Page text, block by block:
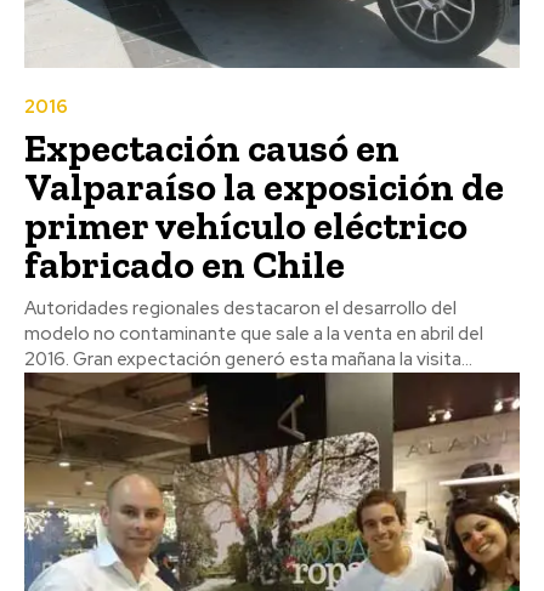
2016
Expectación causó en
Valparaíso la exposición de
primer vehículo eléctrico
fabricado en Chile
Autoridades regionales destacaron el desarrollo del
modelo no contaminante que sale a la venta en abril del
2016. Gran expectación generó esta mañana la visita...